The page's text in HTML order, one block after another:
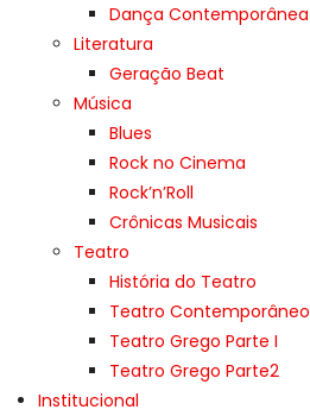
Dança Contemporânea
Literatura
Geração Beat
Música
Blues
Rock no Cinema
Rock’n’Roll
Crônicas Musicais
Teatro
História do Teatro
Teatro Contemporâneo
Teatro Grego Parte I
Teatro Grego Parte2
Institucional